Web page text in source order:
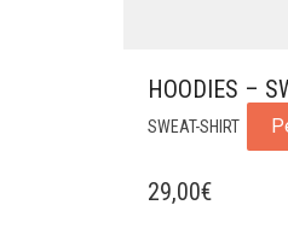
HOODIES –
SWEAT-SHIRT
29,00€